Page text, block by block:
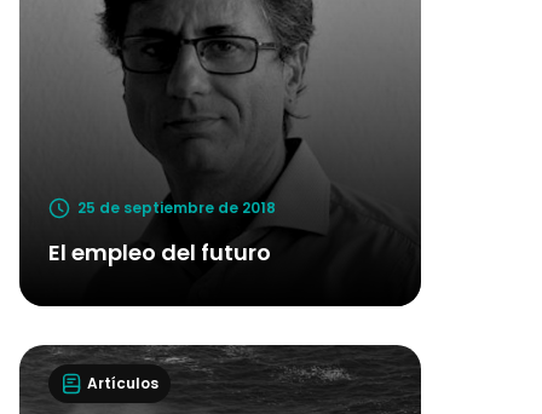
25 de septiembre de 2018
El empleo del futuro
Artículos